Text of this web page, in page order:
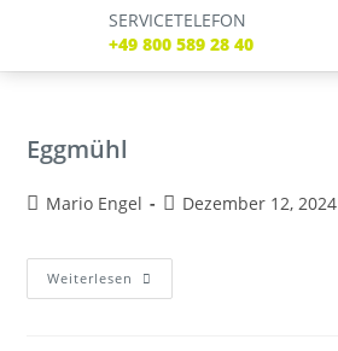
SERVICETELEFON
+49 800 589 28 40
SERVICE TELEFON
+49 800 589 28 40
REGISTRIERENLOGIN
Tickets
Freizeit
Unternehmen
Eggmühl
Mario Engel Dezember 12, 2024
Weiterlesen